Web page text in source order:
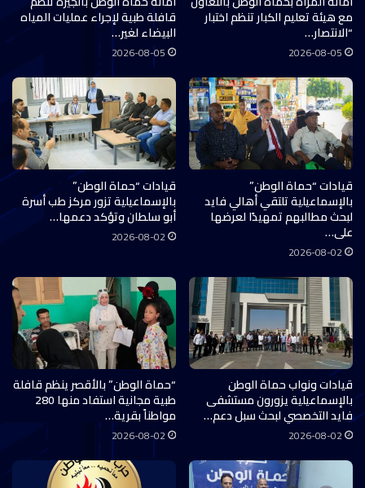
مع هيئة تعليم الكبار تنظم اختبار
“الانتصار…
2026-08-05
قافلة طبية لإجراء عمليات المياه
البيضاء لغير…
2026-08-05
قيادات “حماة الوطن”
بالإسماعيلية تلتقي أهالي فايد
لبحث مطالبهم تمهيدًا لعرضها
على…
2026-08-02
قيادات “حماة الوطن”
بالإسماعيلية تزور مركز طب أسرة
أبو سلطان وتؤكد دعمها…
2026-08-02
قيادات ونواب حماة الوطن
بالإسماعيلية يزورون مستشفى
فايد التخصصي لبحث سبل دعم…
2026-08-02
“حماة الوطن” بالأقصر ينظم قافلة
طبية مجانية استفاد منها 280
مواطناً بقرية…
2026-08-02